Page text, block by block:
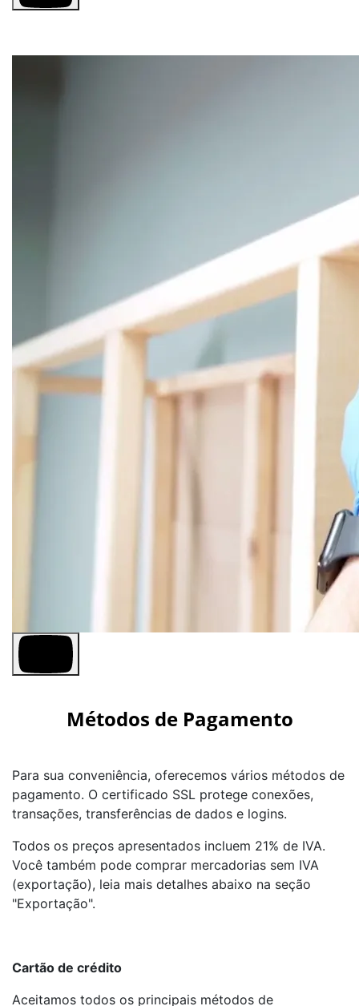
Métodos de Pagamento
Para sua conveniência, oferecemos vários métodos de
pagamento. O certificado SSL protege conexões,
transações, transferências de dados e logins.
Todos os preços apresentados incluem 21% de IVA.
Você também pode comprar mercadorias sem IVA
(exportação), leia mais detalhes abaixo na seção
"Exportação".
Cartão de crédito
Aceitamos todos os principais métodos de